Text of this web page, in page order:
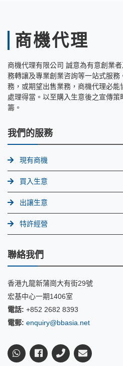
商機代理
商機代理有限公司 誠意為有意創業
務轉讓及專業創業咨詢等一站式服
務，或期望出售業務，商機代理必能
處理得當。以至購入生意後之宣傳
籌。
我們的服務
現有商機
買入生意
出讓生意
特許經營
聯絡我們
香港九龍新蒲崗大有街29號
宏基中心一期1406室
電話: +852 2682 8393
電郵: enquiry@bbasia.net